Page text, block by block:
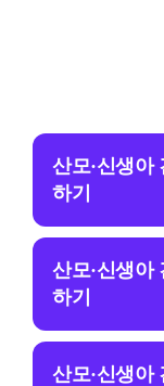
산모·신생아
하기
산모·신생아
하기
산모·신생아